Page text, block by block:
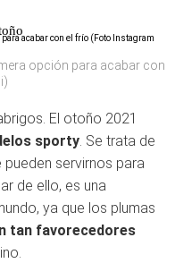
opción para acabar con
El otoño 2021
sporty. Se trata de
servirnos para
de ello, es una
ya que los plumas
tan favorecedores